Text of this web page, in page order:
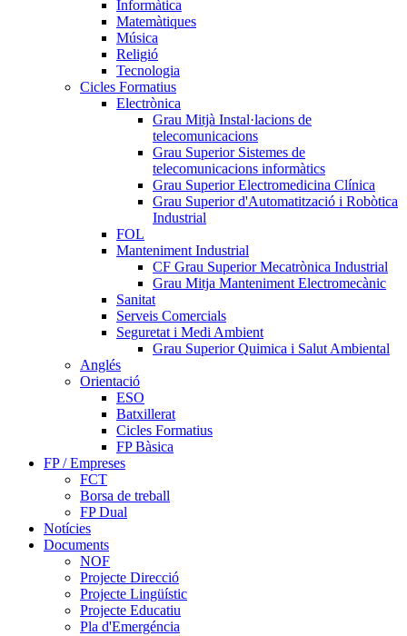
Informàtica
Matemàtiques
Música
Religió
Tecnologia
Cicles Formatius
Electrònica
Grau Mitjà Instal·lacions de
telecomunicacions
Grau Superior Sistemes de
telecomunicacions informàtics
Grau Superior Electromedicina Clínica
Grau Superior d'Automatització i Robòtica
Industrial
FOL
Manteniment Industrial
CF Grau Superior Mecatrònica Industrial
Grau Mitja Manteniment Electromecànic
Sanitat
Serveis Comercials
Seguretat i Medi Ambient
Grau Superior Quimica i Salut Ambiental
Anglés
Orientació
ESO
Batxillerat
Cicles Formatius
FP Bàsica
FP / Empreses
FCT
Borsa de treball
FP Dual
Notícies
Documents
NOF
Projecte Direcció
Projecte Lingüístic
Projecte Educatiu
Pla d'Emergéncia